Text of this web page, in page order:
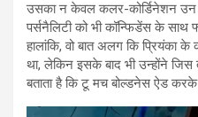
उसका न केवल कलर-कोर्डिनेशन उन
पर्सनैलिटी को भी कॉन्फिडेंस के साथ
हालांकि, वो बात अलग कि प्रियंका के
था, लेकिन इसके बाद भी उन्होंने
बताता है कि टू मच बोल्डनेस ऐड